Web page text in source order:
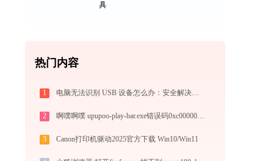
具
热门内容
1 电脑无法识别 USB 设备怎么办：安全解决无法识别的 USB 设备及 USB 接口识别问题
2 啊噗啊噗 upupoo-play-bar.exe错误码0xc0000005处理办法
3 Canon打印机驱动2025官方下载 Win10/Win11